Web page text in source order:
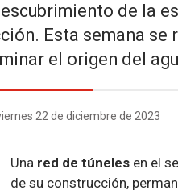
de la
Esta semana
el origen del
22 de diciembre de 2023
Una red de túneles en el
de su construcción,